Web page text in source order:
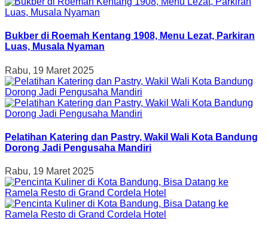
Bukber di Roemah Kentang 1908, Menu Lezat, Parkiran
Luas, Musala Nyaman
Rabu, 19 Maret 2025
Pelatihan Katering dan Pastry, Wakil Wali Kota Bandung
Dorong Jadi Pengusaha Mandiri
Rabu, 19 Maret 2025